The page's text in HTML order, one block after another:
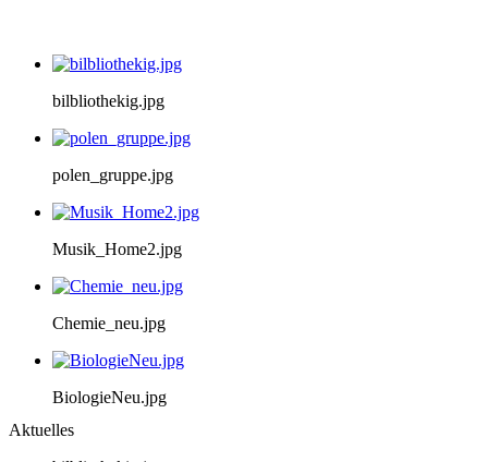
bilbliothekig.jpg
polen_gruppe.jpg
Musik_Home2.jpg
Chemie_neu.jpg
BiologieNeu.jpg
Aktuelles